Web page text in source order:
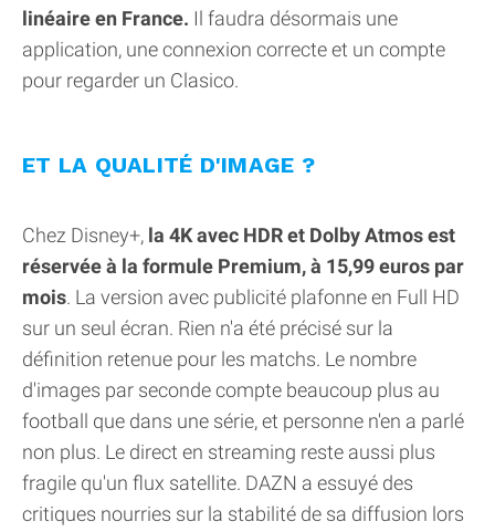
linéaire en France. Il faudra désormais une
application, une connexion correcte et un compte
pour regarder un Clasico.
ET LA QUALITÉ D'IMAGE ?
Chez Disney+, la 4K avec HDR et Dolby Atmos est
réservée à la formule Premium, à 15,99 euros par
mois. La version avec publicité plafonne en Full HD
sur un seul écran. Rien n'a été précisé sur la
définition retenue pour les matchs. Le nombre
d'images par seconde compte beaucoup plus au
football que dans une série, et personne n'en a parlé
non plus. Le direct en streaming reste aussi plus
fragile qu'un flux satellite. DAZN a essuyé des
critiques nourries sur la stabilité de sa diffusion lors